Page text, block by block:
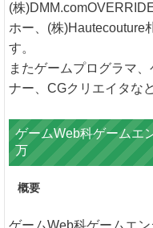
(株
ホー、(株)Hautecouture
す。
またゲームプログラマ
ナー、CGクリエイタな
ゲームWeb科ゲームエ
万
概要
ゲームWeb科ゲームエ